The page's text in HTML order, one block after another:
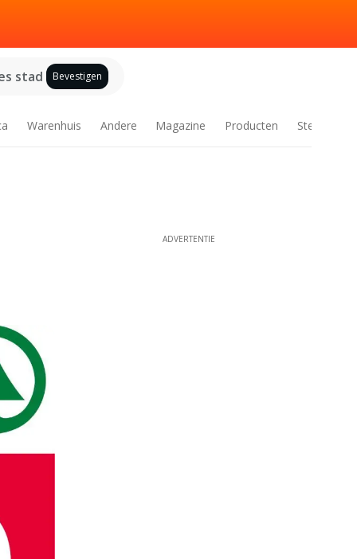
stad Bevestigen
Warenhuis Andere Magazine Producten Steden
ADVERTENTIE